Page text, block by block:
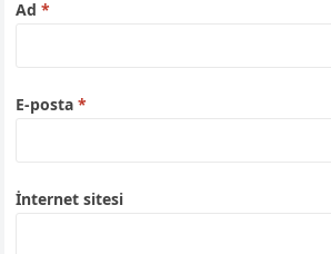
Ad*
E-posta*
İnternet sitesi